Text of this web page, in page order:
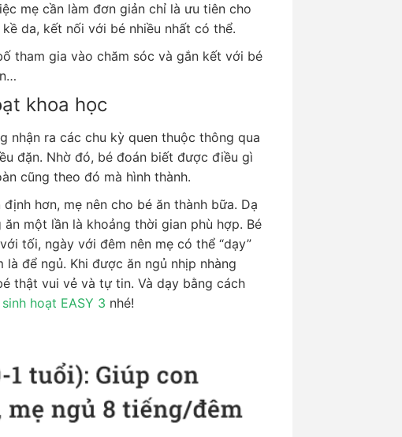
mẹ cần làm đơn giản chỉ là ưu tiên cho
da, kết nối với bé nhiều nhất có thể.
tham gia vào chăm sóc và gắn kết với bé
khoa học
nhận ra các chu kỳ quen thuộc thông qua
đặn. Nhờ đó, bé đoán biết được điều gì
cũng theo đó mà hình thành.
hơn, mẹ nên cho bé ăn thành bữa. Dạ
một lần là khoảng thời gian phù hợp. Bé
tối, ngày với đêm nên mẹ có thể “dạy”
để ngủ. Khi được ăn ngủ nhịp nhàng
thật vui vẻ và tự tin. Và dạy bằng cách
hoạt EASY 3 nhé!